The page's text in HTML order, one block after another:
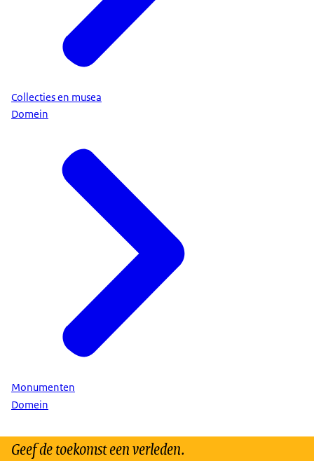
Collecties en musea
Domein
Monumenten
Domein
Geef de toekomst een verleden.